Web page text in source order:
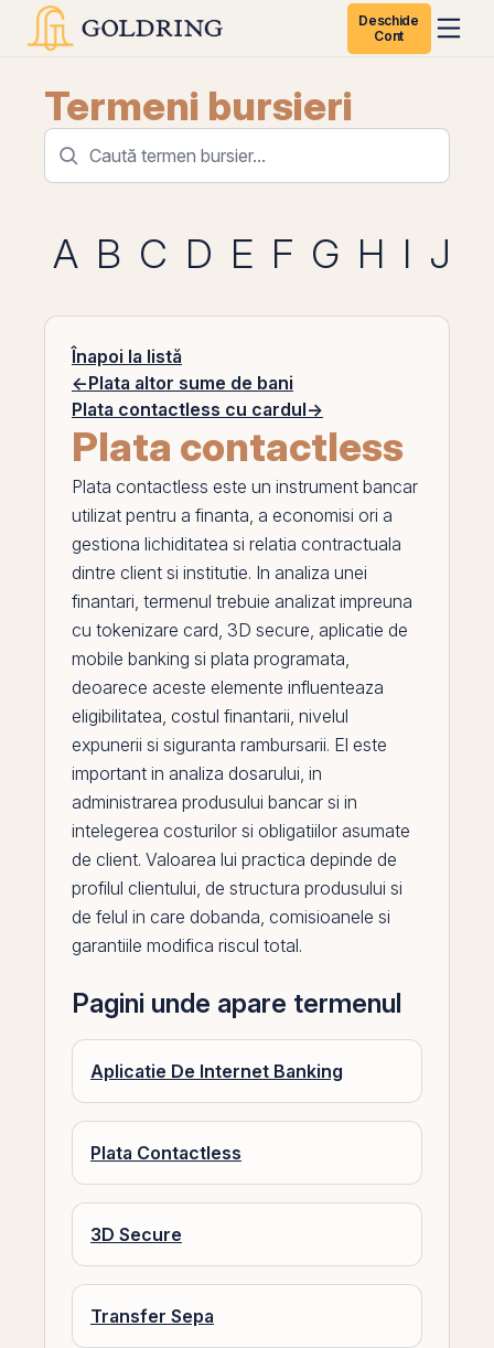
Deschide
Cont
Termeni bursieri
A B C D E F G H I J
Înapoi la listă
←Plata altor sume de bani
Plata contactless cu cardul→
Plata contactless
Plata contactless este un instrument bancar
utilizat pentru a finanta, a economisi ori a
gestiona lichiditatea si relatia contractuala
dintre client si institutie. In analiza unei
finantari, termenul trebuie analizat impreuna
cu tokenizare card, 3D secure, aplicatie de
mobile banking si plata programata,
deoarece aceste elemente influenteaza
eligibilitatea, costul finantarii, nivelul
expunerii si siguranta rambursarii. El este
important in analiza dosarului, in
administrarea produsului bancar si in
intelegerea costurilor si obligatiilor asumate
de client. Valoarea lui practica depinde de
profilul clientului, de structura produsului si
de felul in care dobanda, comisioanele si
garantiile modifica riscul total.
Pagini unde apare termenul
Aplicatie De Internet Banking
Plata Contactless
3D Secure
Transfer Sepa